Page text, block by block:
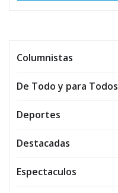
Columnistas
De Todo y para Todos
Deportes
Destacadas
Espectaculos